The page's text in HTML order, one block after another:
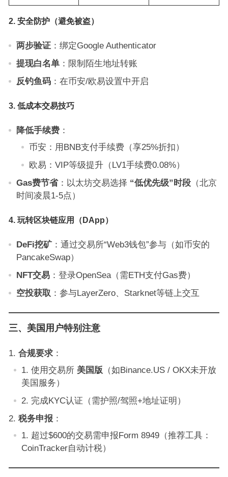
2. 安全防护（避免被盗）
两步验证：绑定Google Authenticator
提现白名单：限制陌生地址转账
反钓鱼码：在币安/欧易设置中开启
3. 低成本交易技巧
降低手续费：
币安：用BNB支付手续费（享25%折扣）
欧易：VIP等级提升（LV1手续费0.08%）
Gas费节省：以太坊交易选择 “低优先级”时段（北京
时间凌晨1-5点）
4. 玩转区块链应用（DApp）
DeFi挖矿：通过交易所“Web3钱包”参与（如币安的
PancakeSwap）
NFT交易：登录OpenSea（需ETH支付Gas费）
空投获取 ：参与LayerZero、Starknet等链上交互
三、美国用户特别注意
合规要求：
使用交易所 美国版 （如Binance.US / OKX未开放
美国服务）
完成KYC认证（需护照/驾照+地址证明）
税务申报 ：
超过$600的交易需申报Form 8949（推荐工具：
CoinTracker自动计税）